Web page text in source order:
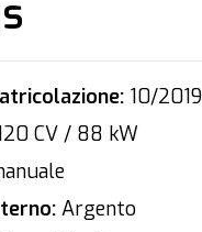
10/2019
CV / 88 kW
Argento